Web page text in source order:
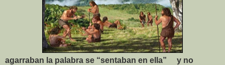
agarraban la palabra se “sentaban en ella”
y no